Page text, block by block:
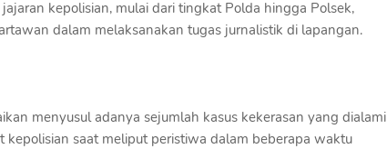
kepolisian, mulai dari tingkat Polda hingga Polsek,
dalam melaksanakan tugas jurnalistik di lapangan.
menyusul adanya sejumlah kasus kekerasan yang dialami
kepolisian saat meliput peristiwa dalam beberapa waktu